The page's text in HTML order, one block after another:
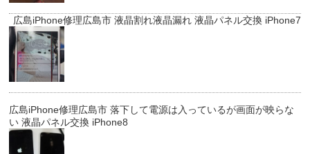
広島iPhone修理広島市 液晶割れ液晶漏れ 液晶パネル交換 iPhone7
広島iPhone修理広島市 落下して電源は入っているが画面が映らな
い 液晶パネル交換 iPhone8